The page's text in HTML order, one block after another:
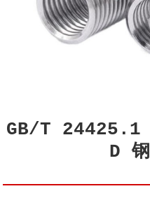
GB/T 24425.1
D